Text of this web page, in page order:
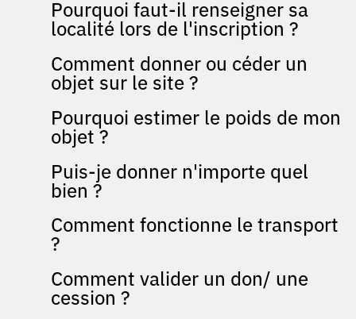
Pourquoi faut-il renseigner sa
localité lors de l'inscription ?
Comment donner ou céder un
objet sur le site ?
Pourquoi estimer le poids de mon
objet ?
Puis-je donner n'importe quel
bien ?
Comment fonctionne le transport
?
Comment valider un don/ une
cession ?